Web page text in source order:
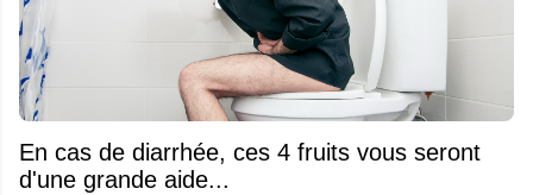
En cas de diarrhée, ces 4 fruits vous seront
d'une grande aide...